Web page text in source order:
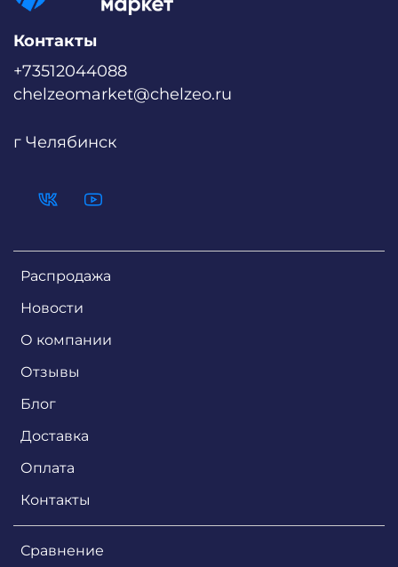
Распродажа
Новости
О компании
Отзывы
Блог
Доставка
Оплата
Контакты
Сравнение
Контакты
+73512044088
chelzeomarket@chelzeo.ru
г Челябинск